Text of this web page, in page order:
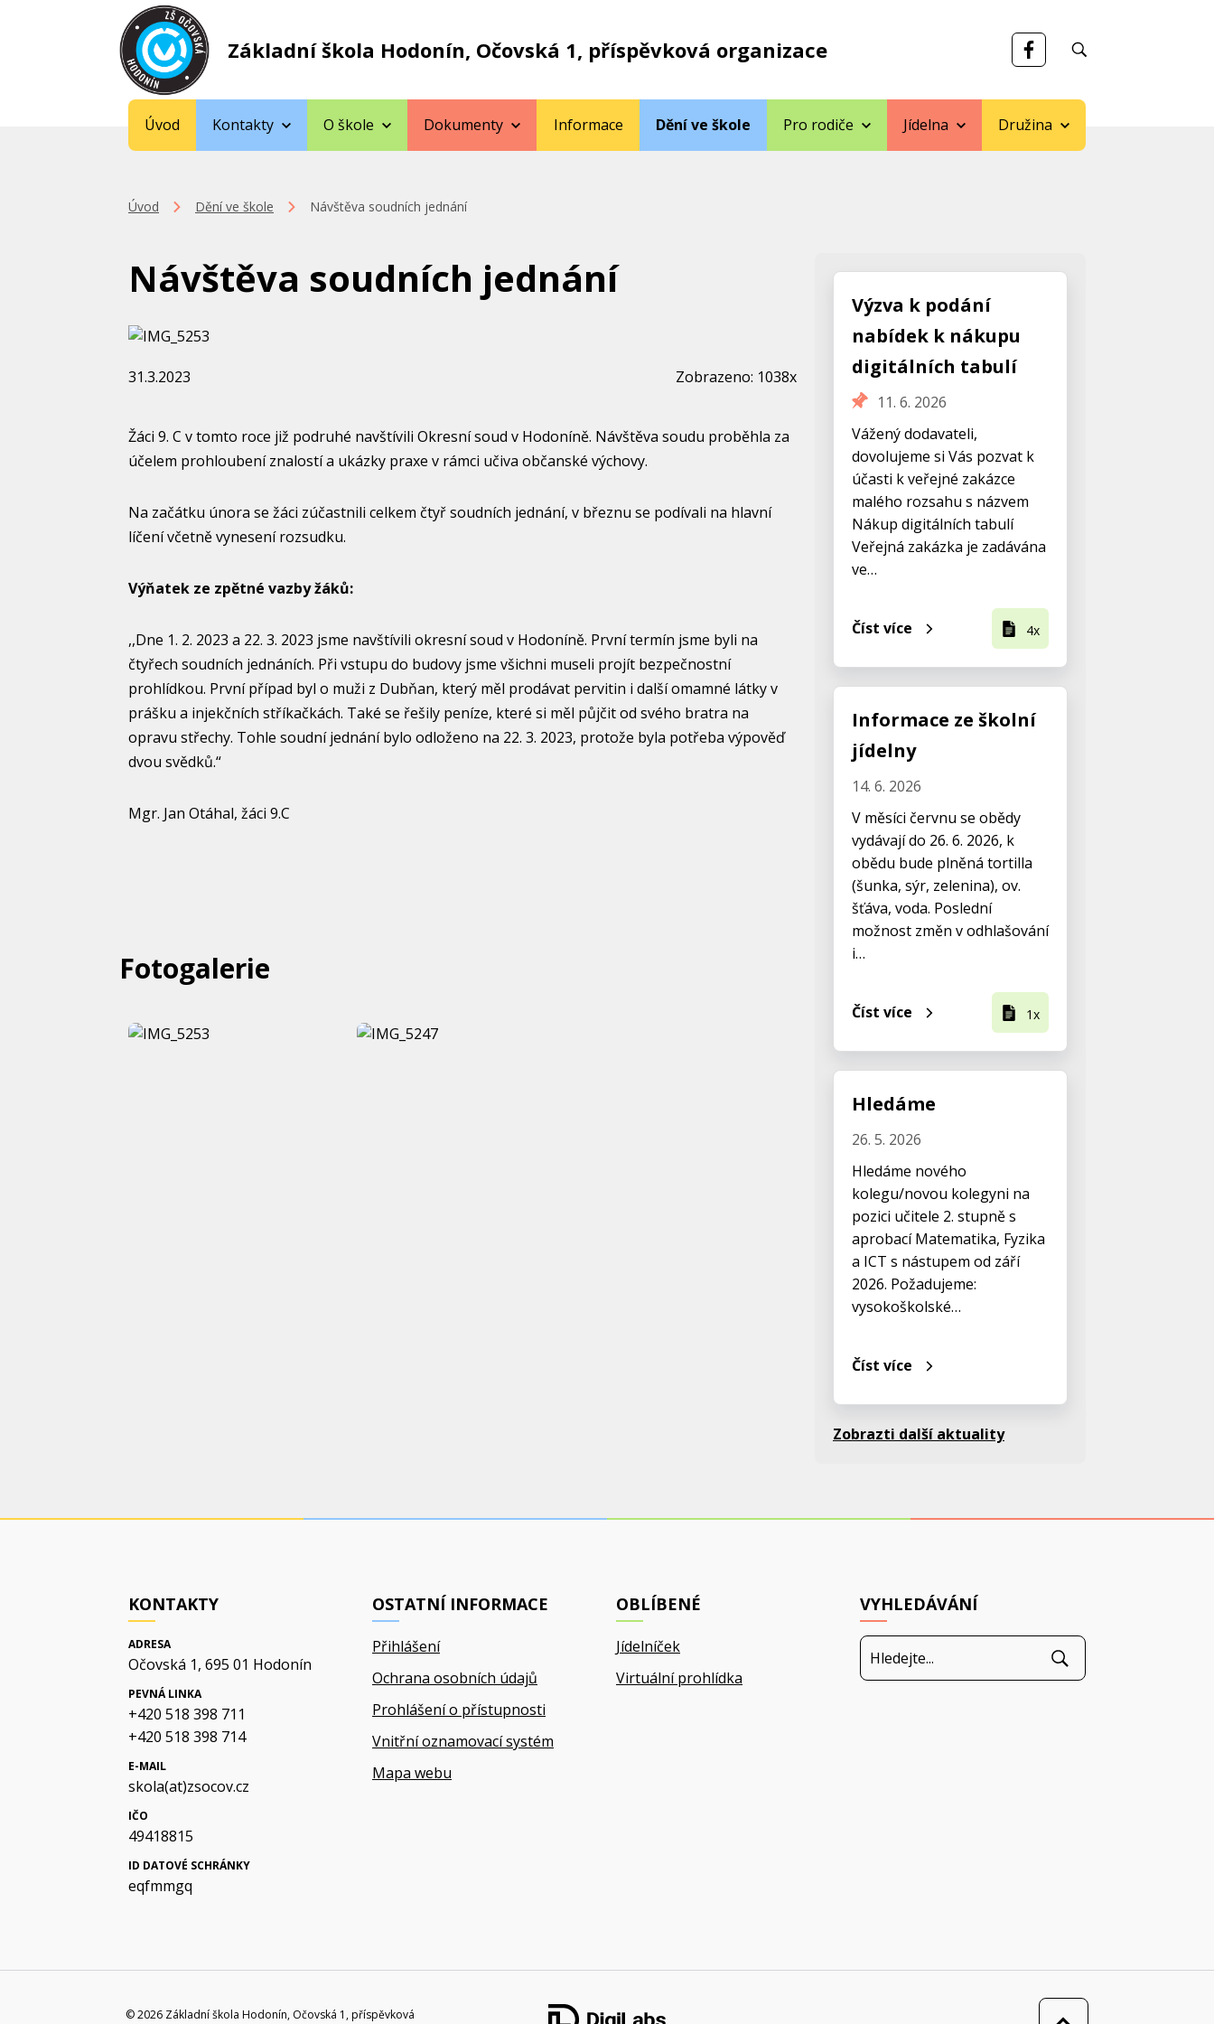
Základní škola Hodonín, Očovská 1, příspěvková organizace
Úvod Kontakty O škole Dokumenty Informace Dění ve škole Pro rodiče Jídelna Družina
Úvod Dění ve škole Návštěva soudních jednání
Návštěva soudních jednání
31.3.2023 Zobrazeno: 1038x
Žáci 9. C v tomto roce již podruhé navštívili Okresní soud v Hodoníně. Návštěva soudu proběhla za
účelem prohloubení znalostí a ukázky praxe v rámci učiva občanské výchovy.
Na začátku února se žáci zúčastnili celkem čtyř soudních jednání, v březnu se podívali na hlavní
líčení včetně vynesení rozsudku.
Výňatek ze zpětné vazby žáků:
,,Dne 1. 2. 2023 a 22. 3. 2023 jsme navštívili okresní soud v Hodoníně. První termín jsme byli na
čtyřech soudních jednáních. Při vstupu do budovy jsme všichni museli projít bezpečnostní
prohlídkou. První případ byl o muži z Dubňan, který měl prodávat pervitin i další omamné látky v
prášku a injekčních stříkačkách. Také se řešily peníze, které si měl půjčit od svého bratra na
opravu střechy. Tohle soudní jednání bylo odloženo na 22. 3. 2023, protože byla potřeba výpověď
dvou svědků.“
Mgr. Jan Otáhal, žáci 9.C
Fotogalerie
Výzva k podání
nabídek k nákupu
digitálních tabulí
11. 6. 2026
Vážený dodavateli,
dovolujeme si Vás pozvat k
účasti k veřejné zakázce
malého rozsahu s názvem
Nákup digitálních tabulí
Veřejná zakázka je zadávána
ve…
Číst více 4x
Informace ze školní
jídelny
14. 6. 2026
V měsíci červnu se obědy
vydávají do 26. 6. 2026, k
obědu bude plněná tortilla
(šunka, sýr, zelenina), ov.
šťáva, voda. Poslední
možnost změn v odhlašování
i…
Číst více 1x
Hledáme
26. 5. 2026
Hledáme nového
kolegu/novou kolegyni na
pozici učitele 2. stupně s
aprobací Matematika, Fyzika
a ICT s nástupem od září
2026. Požadujeme:
vysokoškolské…
Číst více
Zobrazti další aktuality
KONTAKTY
ADRESA
Očovská 1, 695 01 Hodonín
PEVNÁ LINKA
+420 518 398 711
+420 518 398 714
E-MAIL
skola(at)zsocov.cz
IČO
49418815
ID DATOVÉ SCHRÁNKY
eqfmmgq
OSTATNÍ INFORMACE
Přihlášení
Ochrana osobních údajů
Prohlášení o přístupnosti
Vnitřní oznamovací systém
Mapa webu
OBLÍBENÉ
Jídelníček
Virtuální prohlídka
VYHLEDÁVÁNÍ
© 2026 Základní škola Hodonín, Očovská 1, příspěvková